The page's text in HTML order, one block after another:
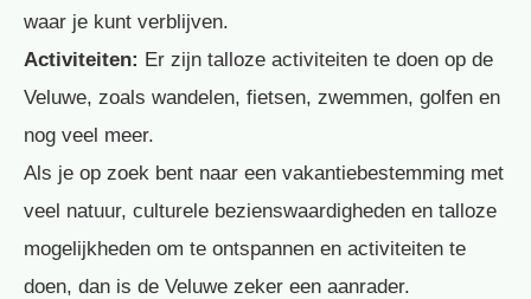
waar je kunt verblijven.
Activiteiten: Er zijn talloze activiteiten te doen op de
Veluwe, zoals wandelen, fietsen, zwemmen, golfen en
nog veel meer.
Als je op zoek bent naar een vakantiebestemming met
veel natuur, culturele bezienswaardigheden en talloze
mogelijkheden om te ontspannen en activiteiten te
doen, dan is de Veluwe zeker een aanrader.